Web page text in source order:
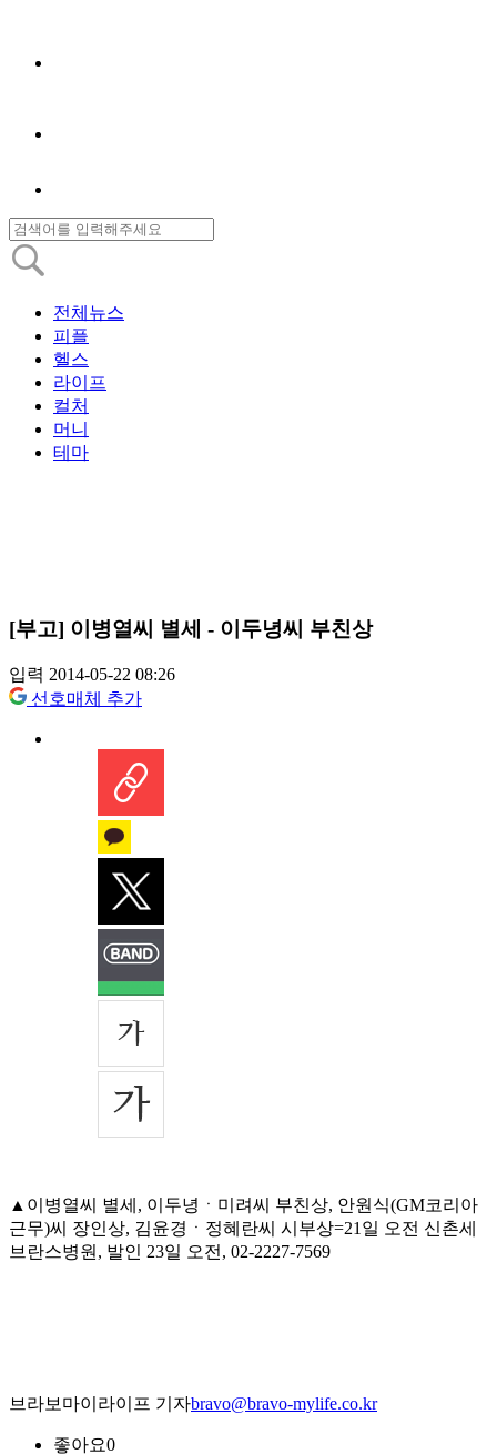
전체뉴스
피플
헬스
라이프
컬처
머니
테마
[부고] 이병열씨 별세 - 이두녕씨 부친상
입력 2014-05-22 08:26
선호매체 추가
▲이병열씨 별세, 이두녕ㆍ미려씨 부친상, 안원식(GM코리아
근무)씨 장인상, 김윤경ㆍ정혜란씨 시부상=21일 오전 신촌세
브란스병원, 발인 23일 오전, 02-2227-7569
브라보마이라이프 기자bravo@bravo-mylife.co.kr
좋아요0